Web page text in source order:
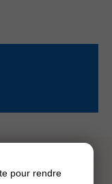
pour rendre